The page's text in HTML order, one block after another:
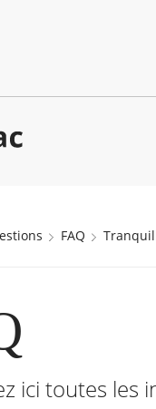
FAQ
ici toutes